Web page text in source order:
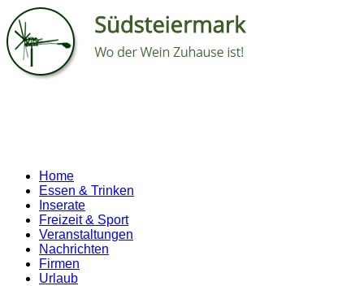
Home
Essen & Trinken
Inserate
Freizeit & Sport
Veranstaltungen
Nachrichten
Firmen
Urlaub